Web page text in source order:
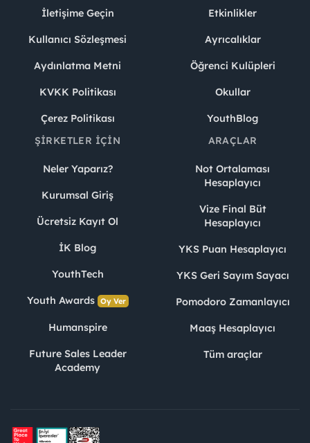
İletişime Geçin
Kullanıcı Sözleşmesi
Aydınlatma Metni
KVKK Politikası
Çerez Politikası
Etkinlikler
Ayrıcalıklar
Öğrenci Kulüpleri
Okullar
YouthBlog
ŞIRKETLER İÇIN
Neler Yaparız?
Kurumsal Giriş
Ücretsiz Kayıt Ol
İK Blog
YouthTech
Youth Awards Oy Ver
Humanspire
Future Sales Leader
Academy
ARAÇLAR
Not Ortalaması
Hesaplayıcı
Vize Final Büt
Hesaplayıcı
YKS Puan Hesaplayıcı
YKS Geri Sayım Sayacı
Pomodoro Zamanlayıcı
Maaş Hesaplayıcı
Tüm araçlar